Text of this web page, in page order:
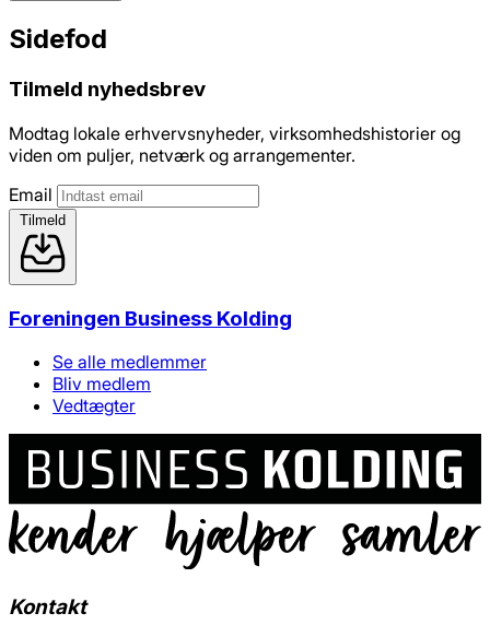
Sidefod
Tilmeld nyhedsbrev
Modtag lokale erhvervsnyheder, virksomhedshistorier og
viden om puljer, netværk og arrangementer.
Email
Tilmeld
Foreningen Business Kolding
Se alle medlemmer
Bliv medlem
Vedtægter
Kontakt